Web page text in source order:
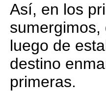
Así, en los
luego de
destino
primeras.